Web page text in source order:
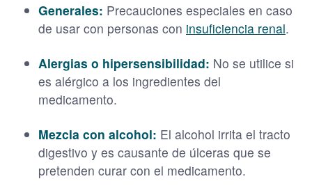
Generales: Precauciones especiales en caso
de usar con personas con insuficiencia renal.
Alergias o hipersensibilidad: No se utilice si
es alérgico a los ingredientes del
medicamento.
Mezcla con alcohol: El alcohol irrita el tracto
digestivo y es causante de úlceras que se
pretenden curar con el medicamento.